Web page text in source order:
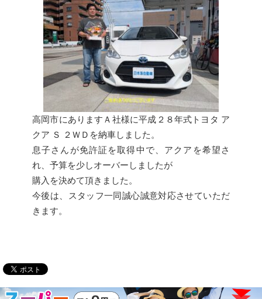
高岡市にありますＡ社様に平成２８年式トヨタ ア
クア Ｓ ２ＷＤを納車しました。
息子さんが免許証を取得中で、アクアを希望さ
れ、予算を少しオーバーしましたが
購入を決めて頂きました。
今後は、スタッフ一同誠心誠意対応させていただ
きます。